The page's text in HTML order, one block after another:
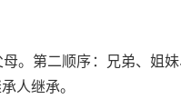
。第二顺序：兄弟、姐
人继承。